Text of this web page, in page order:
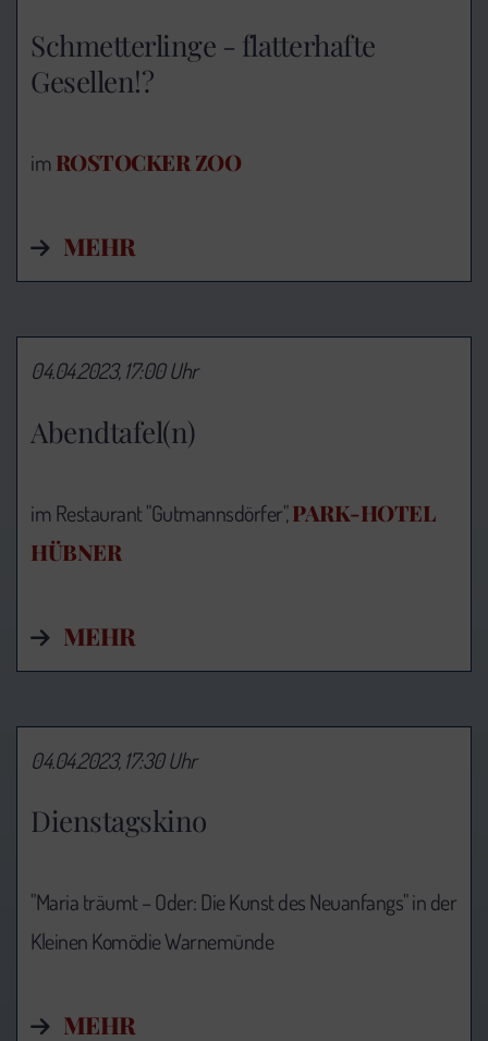
Schmetterlinge - flatterhafte
Gesellen!?
imROSTOCKER ZOO
MEHR
Abendtafel(n)
04.04.2023, 17:00 Uhr
im Restaurant "Gutmannsdörfer",PARK-HOTEL
HÜBNER
MEHR
Dienstagskino
04.04.2023, 17:30 Uhr
"Maria träumt – Oder: Die Kunst des Neuanfangs" in der
Kleinen Komödie Warnemünde
MEHR